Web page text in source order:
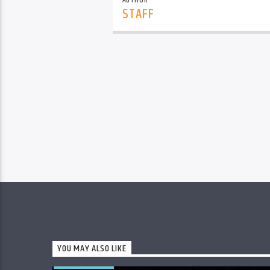
STAFF
YOU MAY ALSO LIKE